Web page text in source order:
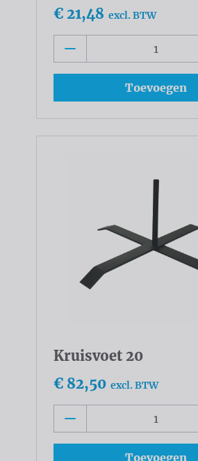
€ 21,48 excl. BTW
Toevoegen
Kruisvoet 20
€ 82,50 excl. BTW
Toevoegen